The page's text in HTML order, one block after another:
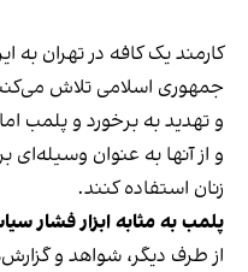
کارمند یک کافه در تهران به
جمهوری اسلامی تلاش
و تهدید به برخورد و پلمب
و از آنها به عنوان
زنان استفاده کنند.
پلمب به مثابه ابزار فشار
از طرف دیگر، شواهد و